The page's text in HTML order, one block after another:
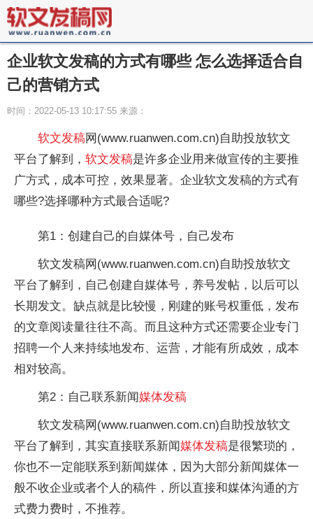
企业软文发稿的方式有哪些 怎么选择适合自
己的营销方式
时间：2022-05-13 10:17:55 来源：
软文发稿网(www.ruanwen.com.cn)自助投放软文
平台了解到， 软文发稿是许多企业用来做宣传的主要推
广方式，成本可控，效果显著。企业软文发稿的方式有
哪些?选择哪种方式最合适呢?
第1：创建自己的自媒体号，自己发布
软文发稿网(www.ruanwen.com.cn)自助投放软文
平台了解到，自己创建自媒体号，养号发帖，以后可以
长期发文。缺点就是比较慢，刚建的账号权重低，发布
的文章阅读量往往不高。而且这种方式还需要企业专门
招聘一个人来持续地发布、运营，才能有所成效，成本
相对较高。
第2：自己联系新闻媒体发稿
软文发稿网(www.ruanwen.com.cn)自助投放软文
平台了解到，其实直接联系新闻媒体发稿是很繁琐的，
你也不一定能联系到新闻媒体，因为大部分新闻媒体一
般不收企业或者个人的稿件，所以直接和媒体沟通的方
式费力费时，不推荐。